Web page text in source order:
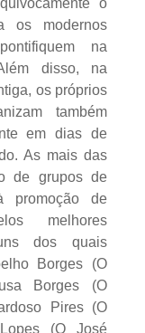
os modernos
na
disso, na
os próprios
também
em dias de
As mais das
de grupos de
promoção de
melhores
dos quais
Borges (O
Borges (O
Pires (O
(O José